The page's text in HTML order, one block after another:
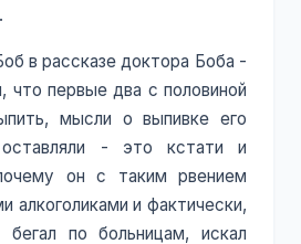
в рассказе доктора Боба -
что первые два с половиной
мысли о выпивке его
- это кстати и
он с таким рвением
алкоголиками и фактически,
по больницам, искал